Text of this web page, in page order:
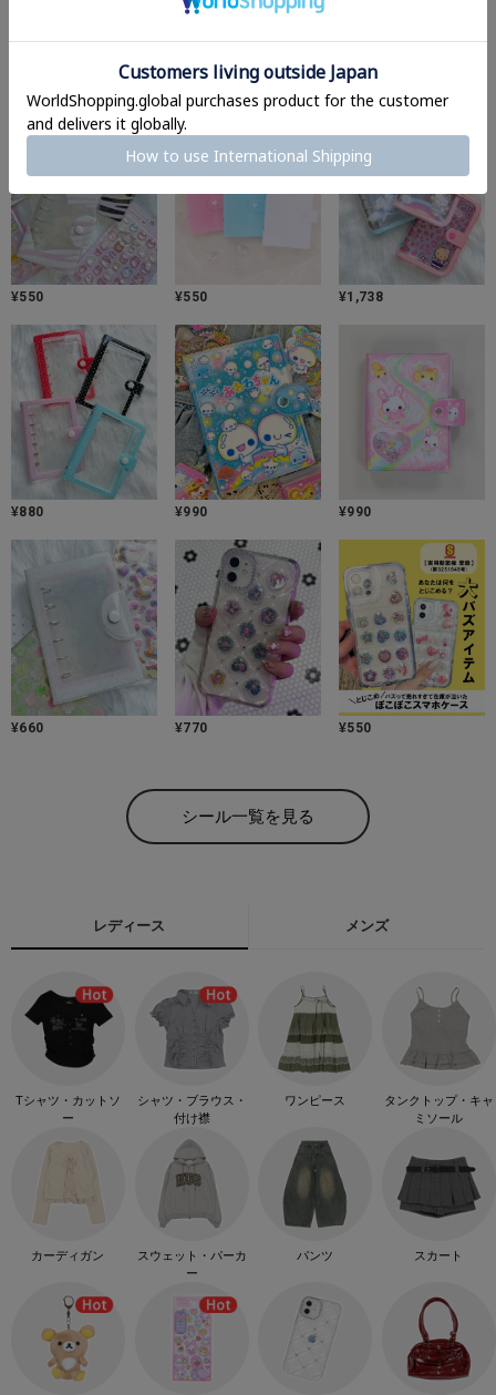
¥880 ¥110
¥550 ¥550 ¥1,738
¥880 ¥990 ¥990
¥660 ¥770 ¥550
シール一覧を見る
レディース メンズ
Tシャツ・カットソ
ー
シャツ・ブラウス・
付け襟
ワンピース
タンクトップ・キャ
ミソール
カーディガン
スウェット・パーカ
ー
パンツ スカート